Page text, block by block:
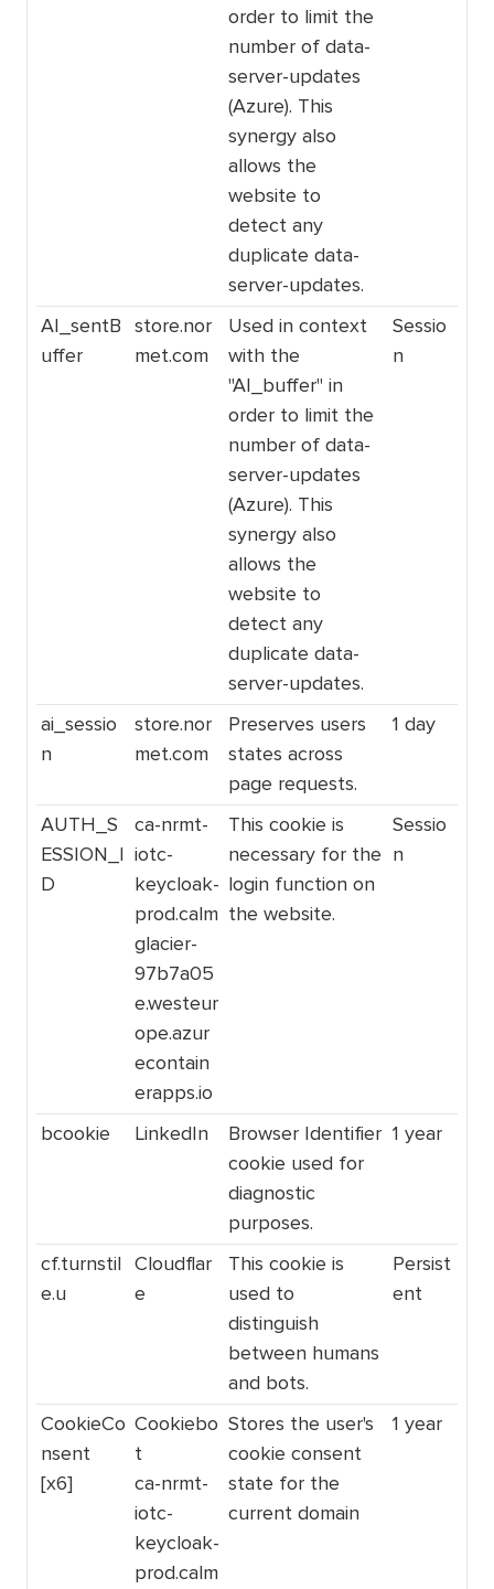
order to limit the
number of data-
server-updates
(Azure). This
synergy also
allows the
website to
detect any
duplicate data-
server-updates.
AI_sentB
uffer
store.nor
met.com
Used in context
with the
"AI_buffer" in
order to limit the
number of data-
server-updates
(Azure). This
synergy also
allows the
website to
detect any
duplicate data-
server-updates.
Sessio
n
ai_sessio
n
store.nor
met.com
Preserves users
states across
page requests.
1 day
AUTH_S
ESSION_I
D
ca-nrmt-
iotc-
keycloak-
prod.calm
glacier-
97b7a05
e.westeur
ope.azur
econtain
erapps.io
This cookie is
necessary for the
login function on
the website.
Sessio
n
bcookie LinkedIn
Browser Identifier
cookie used for
diagnostic
purposes.
1 year
cf.turnstil
e.u
Cloudflar
e
This cookie is
used to
distinguish
between humans
and bots.
Persist
ent
CookieCo
nsent
[x6]
Cookiebo
t
ca-nrmt-
iotc-
keycloak-
prod.calm
Stores the user's
cookie consent
state for the
current domain
1 year